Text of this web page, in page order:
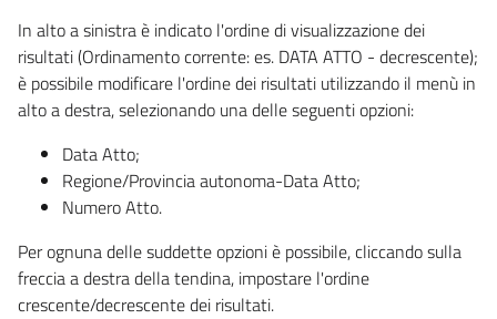
In alto a sinistra è indicato l'ordine di visualizzazione dei
risultati (Ordinamento corrente: es. DATA ATTO - decrescente);
è possibile modificare l'ordine dei risultati utilizzando il menù in
alto a destra, selezionando una delle seguenti opzioni:
Data Atto;
Regione/Provincia autonoma-Data Atto;
Numero Atto.
Per ognuna delle suddette opzioni è possibile, cliccando sulla
freccia a destra della tendina, impostare l'ordine
crescente/decrescente dei risultati.